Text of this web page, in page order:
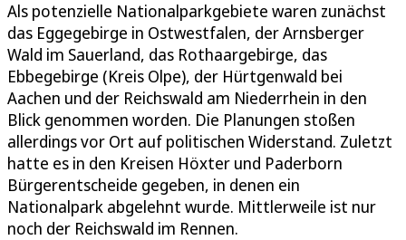
Als potenzielle Nationalparkgebiete waren zunächst
das Eggegebirge in Ostwestfalen, der Arnsberger
Wald im Sauerland, das Rothaargebirge, das
Ebbegebirge (Kreis Olpe), der Hürtgenwald bei
Aachen und der Reichswald am Niederrhein in den
Blick genommen worden. Die Planungen stoßen
allerdings vor Ort auf politischen Widerstand. Zuletzt
hatte es in den Kreisen Höxter und Paderborn
Bürgerentscheide gegeben, in denen ein
Nationalpark abgelehnt wurde. Mittlerweile ist nur
noch der Reichswald im Rennen.